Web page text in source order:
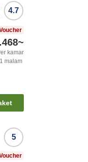
4.7
~
kamar
1 malam
5